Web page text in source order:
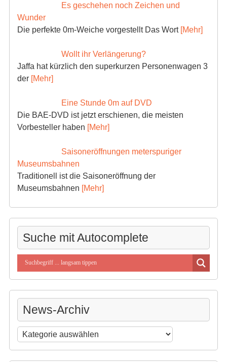
Es geschehen noch Zeichen und
Wunder
Die perfekte 0m-Weiche vorgestellt Das Wort [Mehr]
Wollt ihr Verlängerung?
Jaffa hat kürzlich den superkurzen Personenwagen 3
der [Mehr]
Eine Stunde 0m auf DVD
Die BAE-DVD ist jetzt erschienen, die meisten
Vorbesteller haben [Mehr]
Saisoneröffnungen meterspuriger
Museumsbahnen
Traditionell ist die Saisoneröffnung der
Museumsbahnen [Mehr]
Suche mit Autocomplete
News-Archiv
News-
Archiv